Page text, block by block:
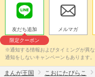
友だち追加
限定クーポン
メルマガ
※通知する情報およびタイミングが異
通知をしないキャンペーンもあります。
まんが王国 こおにたびらこ